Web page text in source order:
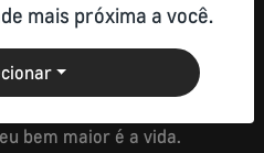
bem maior é a vida.
mais próxima a você.